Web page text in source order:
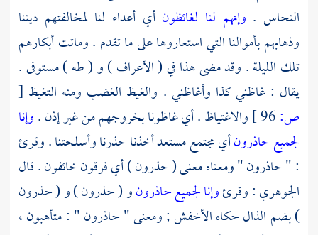
النحاس . وإنهم لنا لغائظونأي أعداء لنا لمخالفتهم ديننا
وذهابهم بأموالنا التي استعاروها على ما تقدم . وماتت أبكارهم
تلك الليلة . وقد مضى هذا في ( الأعراف ) و ( طه ) مستوفى .
يقال : غاظني كذا وأغاظني . والغيظ الغضب ومنه التغيظ [
ص:
والاغتياظ . أي غاظونا بخروجهم من غير إذن .وإنا
لجميع حاذرونأي مجتمع مستعد أخذنا حذرنا وأسلحتنا . وقرئ
: " حاذرون " ومعناه معنى ( حذرون ) أي فرقون خائفون . قال
الجوهري: وقرئوإنا لجميع حاذرونو ( حذرون ) و ( حذرون
) بضم الذال حكاهالأخفش; ومعنى " حاذرون " : متأهبون ،